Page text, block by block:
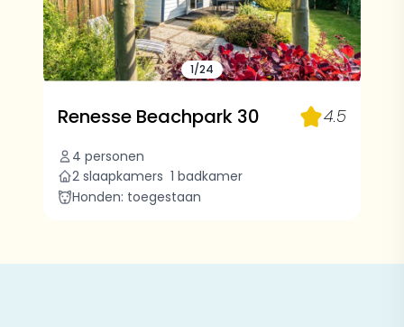
1/24
Renesse Beachpark 30
4 personen
2 slaapkamers 1 badkamer
Honden: toegestaan
4.5